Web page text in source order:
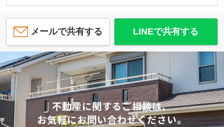
メールで共有する LINEで共有する
不動産に関するご相談は、
お気軽にお問い合わせください。